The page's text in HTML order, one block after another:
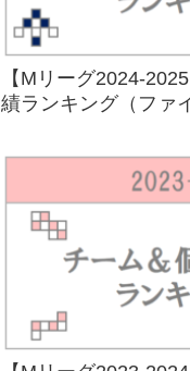
【Mリーグ2024-
績ランキング（ファ